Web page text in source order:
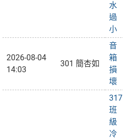
水
過
小
2026-08-04
14:03
301 簡杏如
音
箱
損
壞
317
班
級
冷